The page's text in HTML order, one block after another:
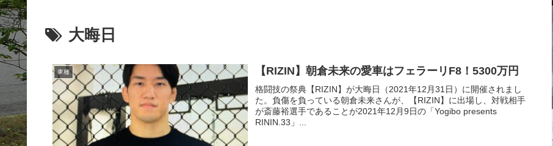
大晦日
車種 【RIZIN】朝倉未来の愛車はフェラーリF8！5300万円
格闘技の祭典【RIZIN】が大晦日（2021年12月31日）に開催されまし
た。負傷を負っている朝倉未来さんが、【RIZIN】に出場し、対戦相手
が斎藤裕選手であることが2021年12月9日の「Yogibo presents
RININ.33」...